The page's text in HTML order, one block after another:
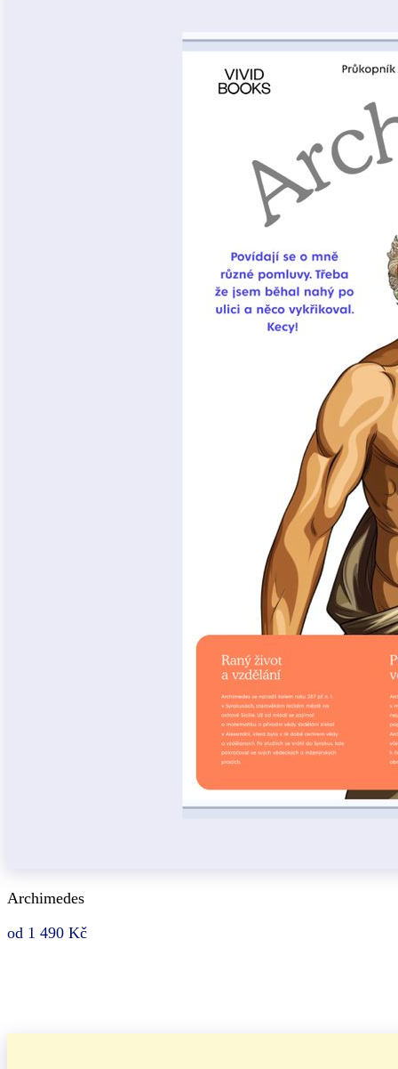
Archimedes
od 1 490 Kč